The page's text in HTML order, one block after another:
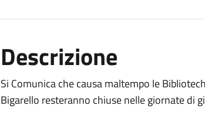
Descrizione
Si Comunica che causa maltempo le
Bigarello resteranno chiuse nelle giornate di